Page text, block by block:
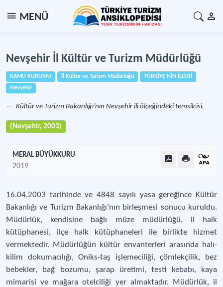
MENÜ
Nevşehir İl Kültür ve Turizm Müdürlüğü
KAMU KURUMU İl Kültür ve Turizm Müdürlüğü
TÜRKİYE'NİN İLLERİ
Nevşehir
Kültür ve Turizm Bakanlığı’nın Nevşehir ili ölçeğindeki temsilcisi.
(Nevşehir, 2003)
MERAL BÜYÜKKURU
2019
16.04.2003 tarihinde ve 4848 sayılı yasa gereğince Kültür
Bakanlığı ve Turizm Bakanlığı’nın birleşmesi sonucu kuruldu.
Müdürlük, kendisine bağlı müze müdürlüğü, il halk
kütüphanesi, ilçe halk kütüphaneleri ile birlikte hizmet
vermektedir. Müdürlüğün kültür envanterleri arasında halı-
kilim dokumacılığı, Oniks-taş işlemeciliği, çömlekçilik, bez
bebekler, bağ bozumu, şarap üretimi, testi kebabı, kaya
mimarisi ve mağara otelciliği yer almaktadır. Müdürlük, il